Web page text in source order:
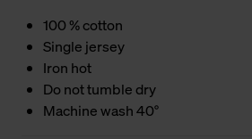
100 % cotton
Single jersey
Iron hot
Do not tumble dry
Machine wash 40°